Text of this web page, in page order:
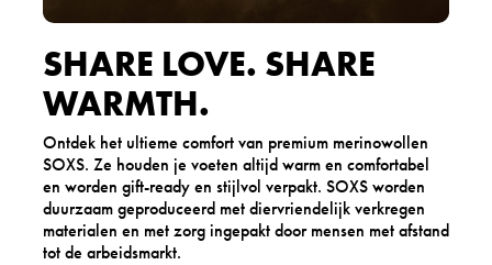
SHARE LOVE. SHARE
WARMTH.
Ontdek het ultieme comfort van premium merinowollen
SOXS. Ze houden je voeten altijd warm en comfortabel
en worden gift-ready en stijlvol verpakt. SOXS worden
duurzaam geproduceerd met diervriendelijk verkregen
materialen en met zorg ingepakt door mensen met afstand
tot de arbeidsmarkt.